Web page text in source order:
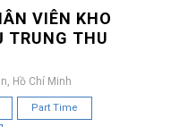
VIÊN KHO
TRUNG THU
Hồ Chí Minh
Part Time